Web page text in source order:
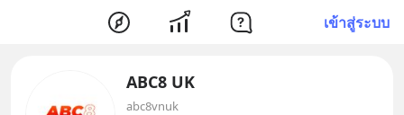
เข้าสู่ระบบ
ABC8 UK
abc8vnuk